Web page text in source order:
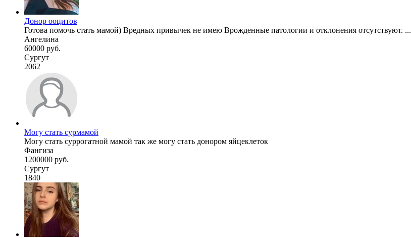
Донор ооцитов
Готова помочь стать мамой) Вредных привычек не имею Врожденные патологии и отклонения отсутствуют. ...
Ангелина
60000 руб.
Сургут
2062
Могу стать сурмамой
Могу стать суррогатной мамой так же могу стать донором яйцеклеток
Фангиза
1200000 руб.
Сургут
1840